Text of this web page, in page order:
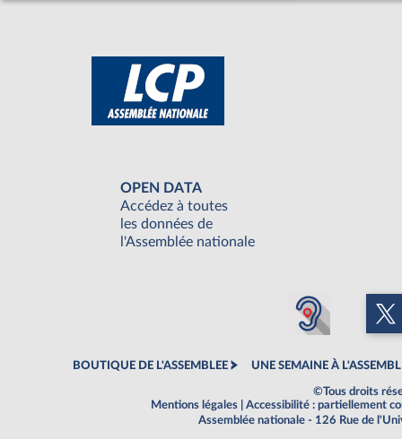
OPEN DATA
Accédez à toutes
les données de
l'Assemblée nationale
BOUTIQUE DE L'ASSEMBLEE UNE SEMAINE À
©Tous droits
Mentions légales
Accessibilité : partiellement
Assemblée nationale - 126 Rue de